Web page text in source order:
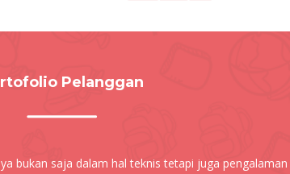
Pelanggan
bukan saja dalam hal teknis tetapi juga pengalaman